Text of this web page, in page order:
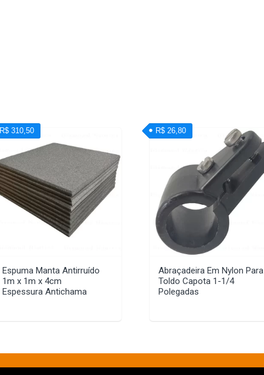
Espuma Manta Antirruído
1m x 1m x 4cm
Espessura Antichama
R$ 310,50
Abraçadeira Em Nylon Para
Toldo Capota 1-1/4
Polegadas
R$ 26,80